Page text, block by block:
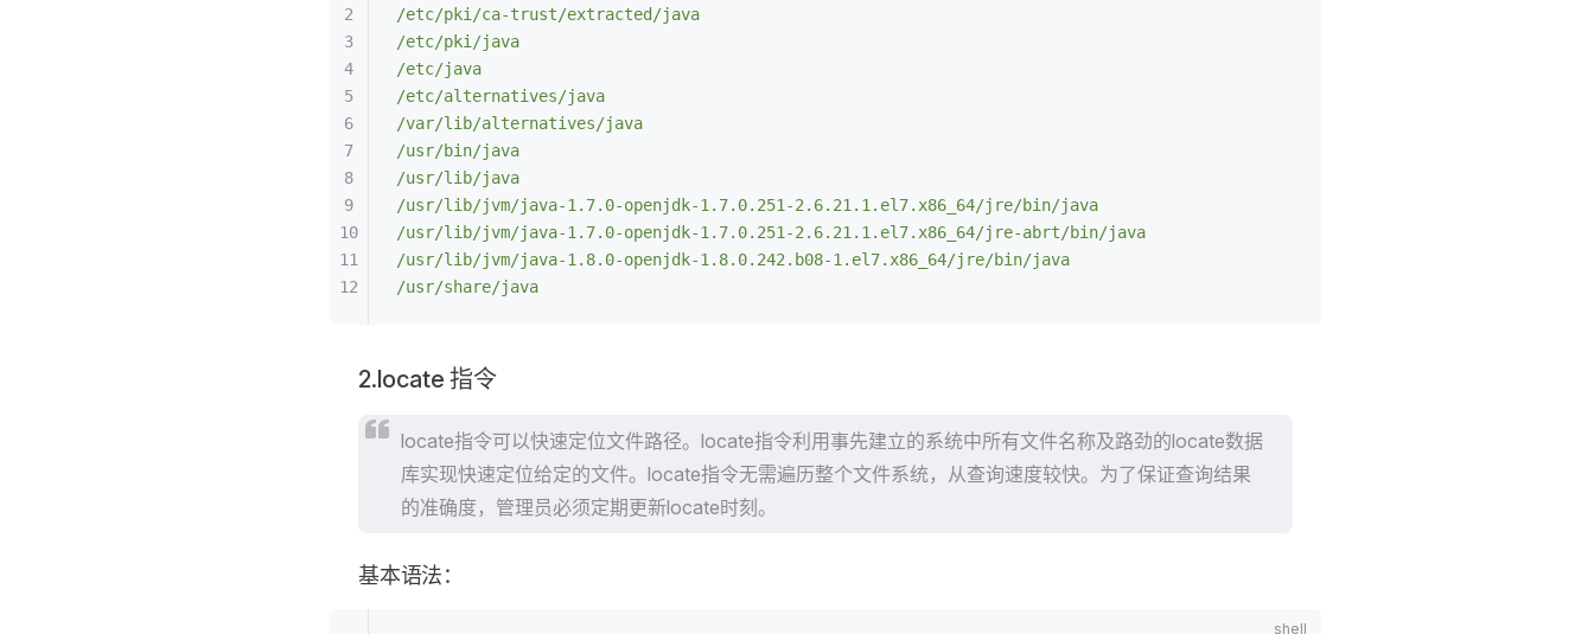
/etc/pki/ca-trust/extracted/java
/etc/pki/java
/etc/java
/etc/alternatives/java
/var/lib/alternatives/java
/usr/bin/java
/usr/lib/java
/usr/lib/jvm/java-1.7.0-openjdk-1.7.0.251-2.6.21.1.el7.x86_64/jre/bin/java
/usr/lib/jvm/java-1.7.0-openjdk-1.7.0.251-2.6.21.1.el7.x86_64/jre-abrt/bin/java
/usr/lib/jvm/java-1.8.0-openjdk-1.8.0.242.b08-1.el7.x86_64/jre/bin/java
/usr/share/java
2.locate 指令
locate指令可以快速定位文件路径。locate指令利用事先建立的系统中所有文件名称及路劲的locate数据
库实现快速定位给定的文件。locate指令无需遍历整个文件系统，从查询速度较快。为了保证查询结果
的准确度，管理员必须定期更新locate时刻。
基本语法：